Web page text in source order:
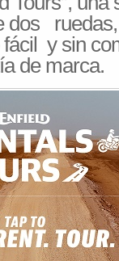
ruedas,
y sin
de marca.